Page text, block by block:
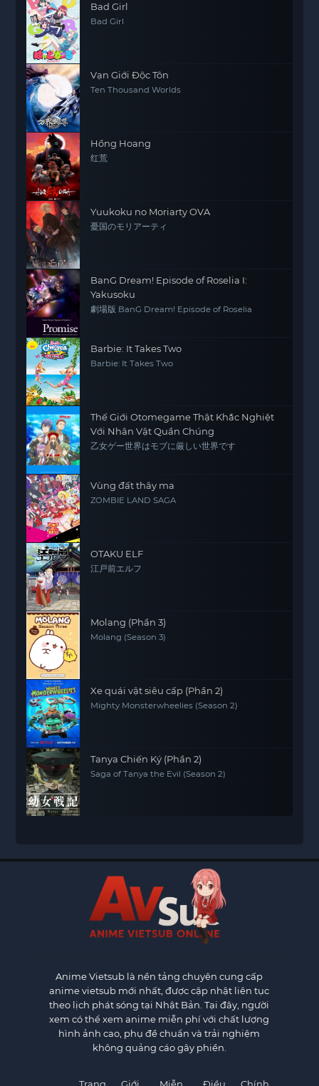
Bad Girl
Bad Girl
Vạn Giới Độc Tôn
Ten Thousand Worlds
Hồng Hoang
红荒
Yuukoku no Moriarty OVA
憂国のモリアーティ
BanG Dream! Episode of Roselia I:
Yakusoku
劇場版 BanG Dream! Episode of Roselia
Barbie: It Takes Two
Barbie: It Takes Two
Thế Giới Otomegame Thật Khắc Nghiệt
Với Nhân Vật Quần Chúng
乙女ゲー世界はモブに厳しい世界です
Vùng đất thây ma
ZOMBIE LAND SAGA
OTAKU ELF
江戸前エルフ
Molang (Phần 3)
Molang (Season 3)
Xe quái vật siêu cấp (Phần 2)
Mighty Monsterwheelies (Season 2)
Tanya Chiến Ký (Phần 2)
Saga of Tanya the Evil (Season 2)
Anime Vietsub là nền tảng chuyên cung cấp
anime vietsub mới nhất, được cập nhật liên tục
theo lịch phát sóng tại Nhật Bản. Tại đây, người
xem có thể xem anime miễn phí với chất lượng
hình ảnh cao, phụ đề chuẩn và trải nghiệm
không quảng cáo gây phiền.